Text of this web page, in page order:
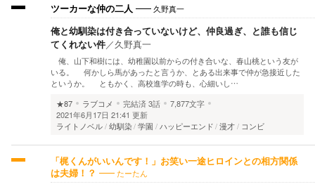
ツーカーな仲の二人 久野真一
俺と幼馴染は付き合っていないけど、仲良過ぎ、と誰も信じ
てくれない件／久野真一
俺、山下和樹には、幼稚園以前からの付き合いな、春山桃という友が
いる。 何かしら馬があったと言うか、とある出来事で仲が急接近した
というか。 ともかく、高校進学の時も、心細いし…
★87
ラブコメ 完結済3話
7,877文字
2021年6月17日 21:41 更新
ライトノベル 幼馴染 学園 ハッピーエンド 漫才 コンビ
「梶くんがいいんです！」お笑い一途ヒロインとの相方関係
は夫婦！？
たーたん